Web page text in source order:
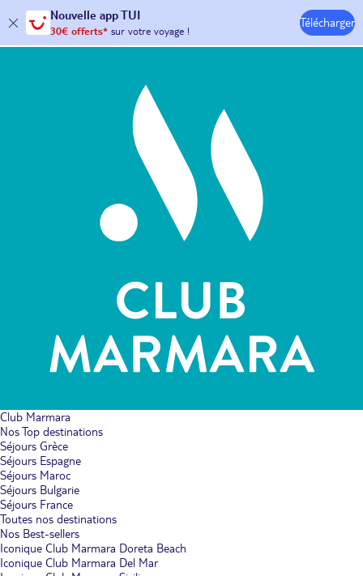
Nouvelle app TUI
30€ offerts*sur votre voyage !
Télécharger
Hôtels & Clubs
Club Marmara
Nos Top destinations
Séjours Grèce
Séjours Espagne
Séjours Maroc
Séjours Bulgarie
Séjours France
Toutes nos destinations
Nos Best-sellers
Iconique Club Marmara Doreta Beach
Iconique Club Marmara Del Mar